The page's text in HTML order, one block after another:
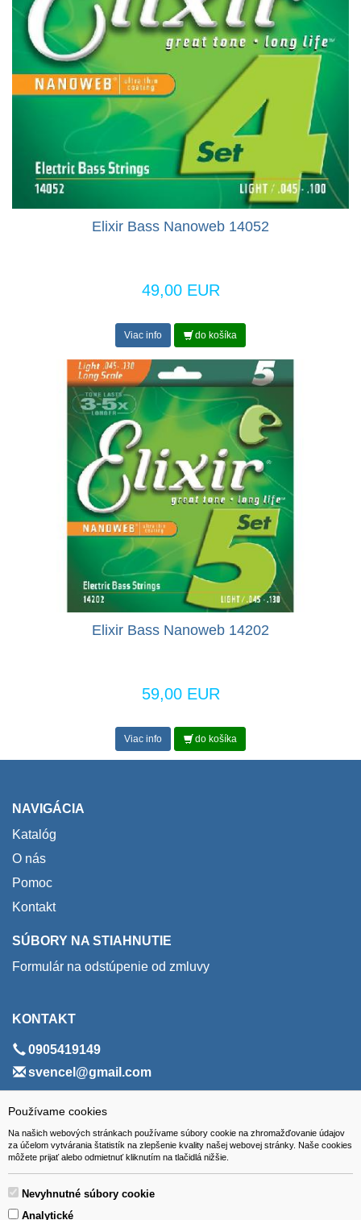
Používame cookies
Na našich webových stránkach používame súbory cookie na zhromažďovanie údajov
za účelom vytvárania štatistík na zlepšenie kvality našej webovej stránky. Naše cookies
môžete prijať alebo odmietnuť kliknutím na tlačidlá nižšie.
Nevyhnutné súbory cookie
Analytické
Elixir Bass Nanoweb 14052
49,00 EUR
Viac info do košíka
Elixir Bass Nanoweb 14202
59,00 EUR
Viac info do košíka
NAVIGÁCIA
Katalóg
O nás
Pomoc
Kontakt
SÚBORY NA STIAHNUTIE
Formulár na odstúpenie od zmluvy
KONTAKT
0905419149
svencel@gmail.com
ADRESA
VEST - tech s.r.o.
Hviezdoslavova 280/6, 965 01 Žiar nad Hronom
Slovakia (Slovak Republic)